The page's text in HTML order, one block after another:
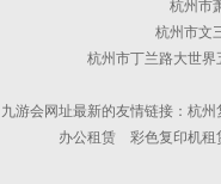
杭州市
杭州市文
杭州市丁兰路大世界
九游会网址最新的友情链接：杭
办公租赁 彩色复印机